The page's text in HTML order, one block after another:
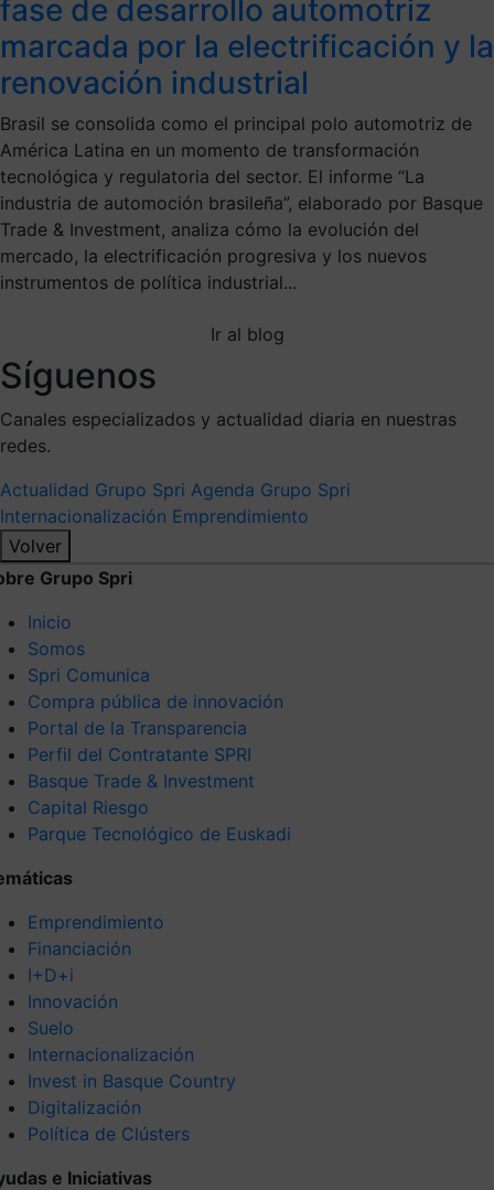
fase de desarrollo automotriz
marcada por la electrificación y la
renovación industrial
Brasil se consolida como el principal polo automotriz de
América Latina en un momento de transformación
tecnológica y regulatoria del sector. El informe “La
industria de automoción brasileña”, elaborado por Basque
Trade & Investment, analiza cómo la evolución del
mercado, la electrificación progresiva y los nuevos
instrumentos de política industrial...
Ir al blog
Síguenos
Canales especializados y actualidad diaria en nuestras
redes.
Actualidad Grupo Spri Agenda Grupo Spri
Internacionalización Emprendimiento
Volver
Grupo Spri
Inicio
Somos
Spri Comunica
Compra pública de innovación
Portal de la Transparencia
Perfil del Contratante SPRI
Basque Trade & Investment
Capital Riesgo
Parque Tecnológico de Euskadi
Emprendimiento
Financiación
I+D+i
Innovación
Suelo
Internacionalización
Invest in Basque Country
Digitalización
Política de Clústers
e Iniciativas